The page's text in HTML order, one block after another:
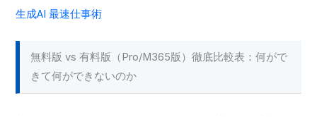
生成AI 最速仕事術
無料版 vs 有料版（Pro/M365版）徹底比較表：何がで
きて何ができないのか